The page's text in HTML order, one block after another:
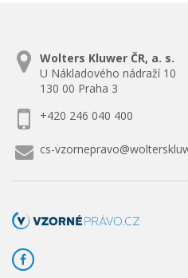
Wolters Kluwer ČR, a. s.
U Nákladového nádraží 10
130 00 Praha 3
+420 246 040 400
cs-